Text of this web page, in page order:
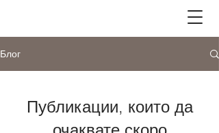
Блог
Публикации, които да